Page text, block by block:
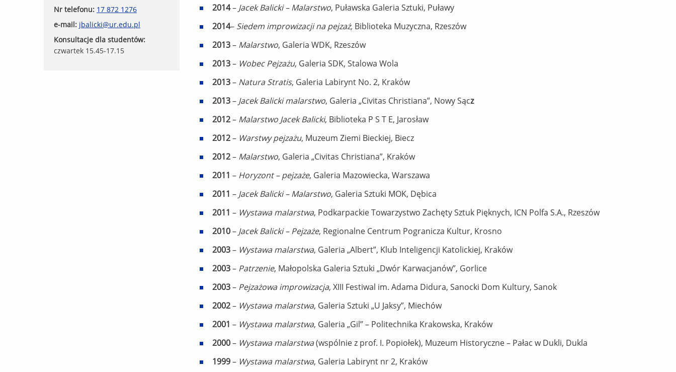
Nr telefonu: 17 872 1276
e-mail: jbalicki@ur.edu.pl
Konsultacje dla studentów:
czwartek 15.45-17.15
2014– Jacek Balicki – Malarstwo, Puławska Galeria Sztuki, Puławy
2014– Siedem improwizacji na pejzaż, Biblioteka Muzyczna, Rzeszów
2013– Malarstwo, Galeria WDK, Rzeszów
2013– Wobec Pejzażu, Galeria SDK, Stalowa Wola
2013– Natura Stratis, Galeria Labirynt No. 2, Kraków
2013– Jacek Balicki malarstwo, Galeria „Civitas Christiana”, Nowy Sącz
2012– Malarstwo Jacek Balicki, Biblioteka P S T E, Jarosław
2012– Warstwy pejzażu, Muzeum Ziemi Bieckiej, Biecz
2012– Malarstwo, Galeria „Civitas Christiana”, Kraków
2011 – Horyzont – pejzaże, Galeria Mazowiecka, Warszawa
2011 – Jacek Balicki – Malarstwo, Galeria Sztuki MOK, Dębica
2011 – Wystawa malarstwa, Podkarpackie Towarzystwo Zachęty Sztuk Pięknych, ICN Polfa S.A., Rzeszów
2010– Jacek Balicki – Pejzaże, Regionalne Centrum Pogranicza Kultur, Krosno
2003– Wystawa malarstwa, Galeria „Albert”, Klub Inteligencji Katolickiej, Kraków
2003– Patrzenie, Małopolska Galeria Sztuki „Dwór Karwacjanów”, Gorlice
2003– Pejzażowa improwizacja, XIII Festiwal im. Adama Didura, Sanocki Dom Kultury, Sanok
2002– Wystawa malarstwa, Galeria Sztuki „U Jaksy”, Miechów
2001 – Wystawa malarstwa, Galeria „Gil” – Politechnika Krakowska, Kraków
2000– Wystawa malarstwa(wspólnie z prof. I. Popiołek), Muzeum Historyczne – Pałac w Dukli, Dukla
1999– Wystawa malarstwa, Galeria Labirynt nr 2, Kraków